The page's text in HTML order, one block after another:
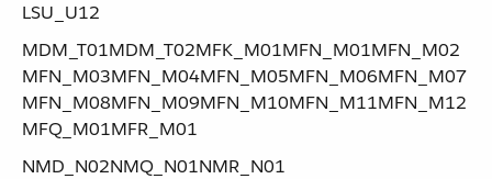
LSU_U12
MDM_T01​ ​MDM_T02​ ​MFK_M01​ ​MFN_M01​ ​MFN_M02​ ​
MFN_M03​ ​MFN_M04​ ​MFN_M05​ ​MFN_M06​ ​MFN_M07​ ​
MFN_M08​ ​MFN_M09​ ​MFN_M10​ ​MFN_M11​ ​MFN_M12​ ​
MFQ_M01​ ​MFR_M01
NMD_N02​ ​NMQ_N01​ ​NMR_N01